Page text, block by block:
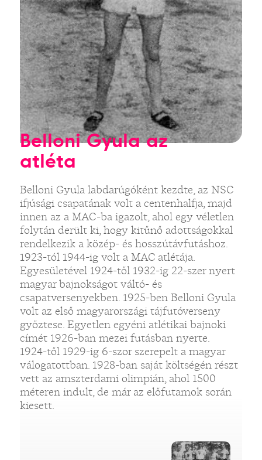
Belloni Gyula az
atléta
Belloni Gyula labdarúgóként kezdte, az NSC
ifjúsági csapatának volt a centenhalfja, majd
innen az a MAC-ba igazolt, ahol egy véletlen
folytán derült ki, hogy kitűnő adottságokkal
rendelkezik a közép- és hosszútávfutáshoz.
1923-tól 1944-ig volt a MAC atlétája.
Egyesületével 1924-től 1932-ig 22-szer nyert
magyar bajnokságot váltó- és
csapatversenyekben. 1925-ben Belloni Gyula
volt az első magyarországi tájfutóverseny
győztese. Egyetlen egyéni atlétikai bajnoki
címét 1926-ban mezei futásban nyerte.
1924-től 1929-ig 6-szor szerepelt a magyar
válogatottban. 1928-ban saját költségén részt
vett az amszterdami olimpián, ahol 1500
méteren indult, de már az előfutamok során
kiesett.